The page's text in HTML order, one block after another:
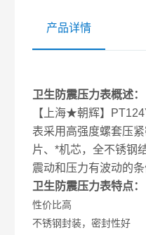
产品详情
卫生防震压力表概述：
【上海★朝辉】
表采用高强度螺套压
片、*机芯，全不锈钢
震动和压力有波动的
卫生防震压力表特点：
性价比高
不锈钢封装，密封性好